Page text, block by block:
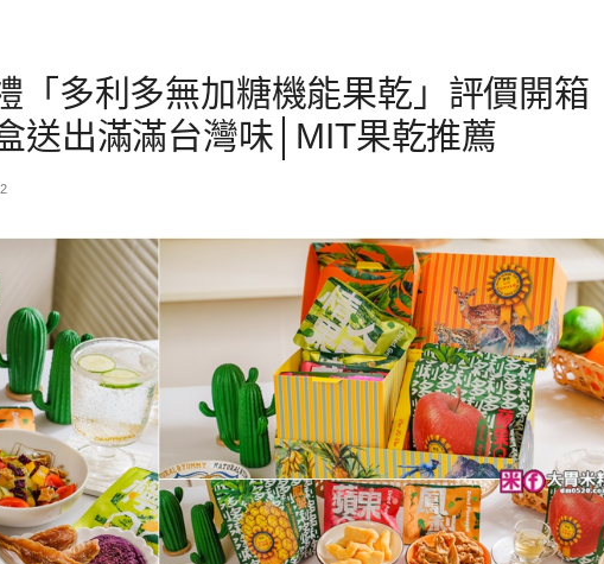
「多利多無加糖機能果乾」評價開箱
送出滿滿台灣味│MIT果乾推薦